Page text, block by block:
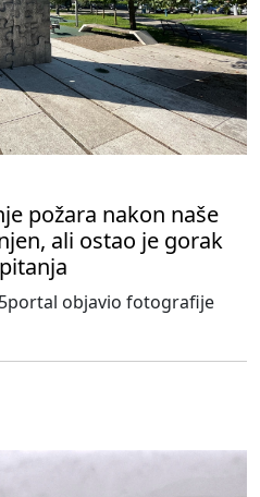
požara nakon naše
ali ostao je gorak
objavio fotografije